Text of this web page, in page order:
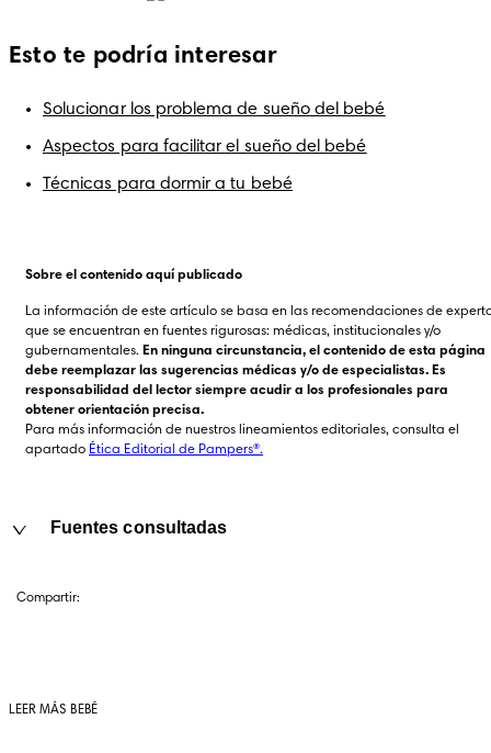
Esto te podría interesar
Solucionar los problema de sueño del bebé
Aspectos para facilitar el sueño del bebé
Técnicas para dormir a tu bebé
Sobre el contenido aquí publicado
La información de este artículo se basa en las recomendaciones de
que se encuentran en fuentes rigurosas: médicas, institucionales y/o
gubernamentales. En ninguna circunstancia, el contenido de esta página
debe reemplazar las sugerencias médicas y/o de especialistas. Es
responsabilidad del lector siempre acudir a los profesionales para
obtener orientación precisa.
Para más información de nuestros lineamientos editoriales, consulta el
apartado Ética Editorial de Pampers®.
Fuentes consultadas
Compartir:
LEER MÁS BEBÉ